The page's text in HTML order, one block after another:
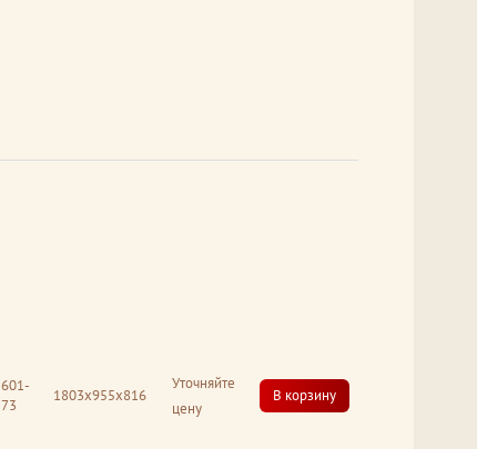
601-
73
1803x955x816
Уточняйте
цену
В корзину